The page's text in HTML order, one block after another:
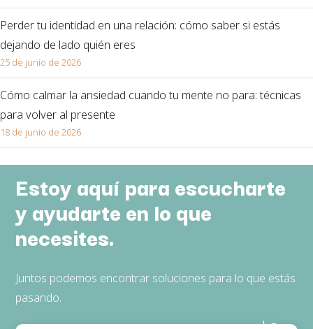
Perder tu identidad en una relación: cómo saber si estás
dejando de lado quién eres
25 de junio de 2026
Cómo calmar la ansiedad cuando tu mente no para: técnicas
para volver al presente
18 de junio de 2026
Estoy aquí para escucharte
y ayudarte en lo que
necesites.
Juntos podemos encontrar soluciones para lo que estás
pasando.